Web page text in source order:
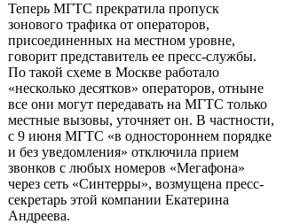
Теперь МГТС прекратила пропуск
зонового трафика от операторов,
присоединенных на местном уровне,
говорит представитель ее пресс-службы.
По такой схеме в Москве работало
«несколько десятков» операторов, отныне
все они могут передавать на МГТС только
местные вызовы, уточняет он. В частности,
с 9 июня МГТС «в одностороннем порядке
и без уведомления» отключила прием
звонков с любых номеров «Мегафона»
через сеть «Синтерры», возмущена пресс-
секретарь этой компании Екатерина
Андреева.